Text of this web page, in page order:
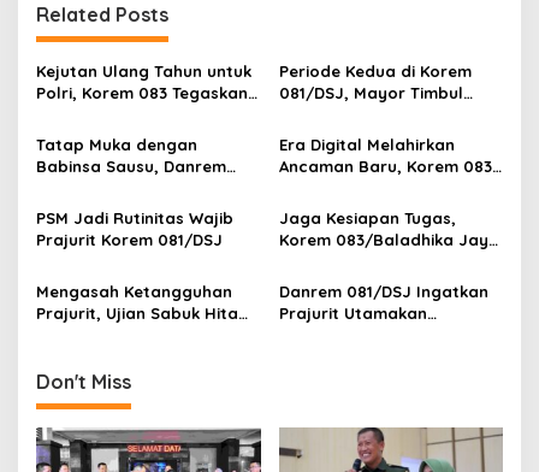
a
v
i
a
i
o
n
Related Posts
Kejutan Ulang Tahun untuk
Polri, Korem 083 Tegaskan
Malang
Periode Kedua di Korem
081/DSJ, Mayor Timbul
Tatap Muka dengan
Babinsa Sausu, Danrem
Penting untuk Prajurit
Era Digital Melahirkan
Ancaman Baru, Korem 083
Ketahanan Bangsa
PSM Jadi Rutinitas Wajib
Prajurit Korem 081/DSJ
Jaga Kesiapan Tugas,
Korem 083/Baladhika Jaya
Prajurit
Mengasah Ketangguhan
Prajurit, Ujian Sabuk Hitam
Danrem 081/DSJ Ingatkan
Prajurit Utamakan
Don't Miss